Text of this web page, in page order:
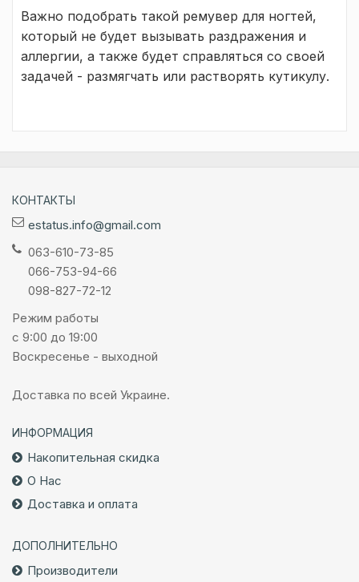
Важно подобрать такой ремувер для ногтей,
который не будет вызывать раздражения и
аллергии, а также будет справляться со своей
задачей - размягчать или растворять кутикулу.
КОНТАКТЫ
estatus.info@gmail.com
063-610-73-85
066-753-94-66
098-827-72-12
Режим работы
с 9:00 до 19:00
Воскресенье - выходной
Доставка по всей Украине.
ИНФОРМАЦИЯ
Накопительная скидка
О Нас
Доставка и оплата
ДОПОЛНИТЕЛЬНО
Производители